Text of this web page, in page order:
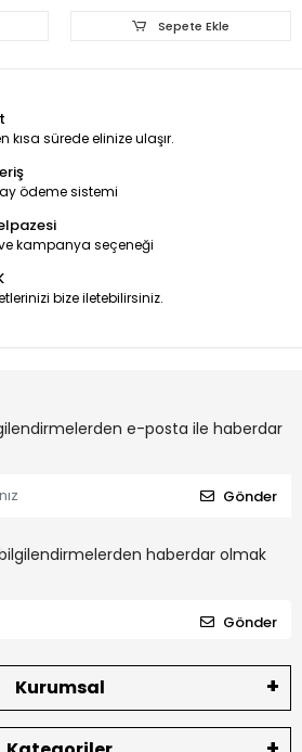
Sepete Ekle
kısa sürede elinize ulaşır.
ödeme sistemi
kampanya seçeneği
bize iletebilirsiniz.
e-posta ile haberdar
Gönder
haberdar olmak
Gönder
Kurumsal